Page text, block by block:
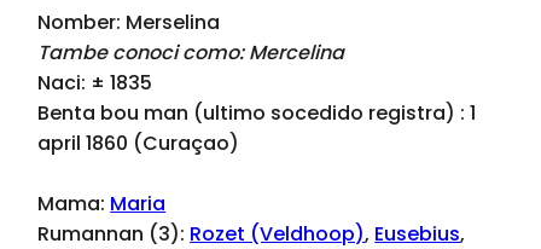
Nomber: Merselina
Tambe conoci como: Mercelina
Naci: ± 1835
Benta bou man (ultimo socedido registra) : 1
april 1860 (Curaçao)
Mama: Maria
Rumannan (3): Rozet (Veldhoop), Eusebius,